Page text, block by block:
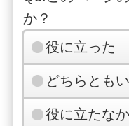
か？
役に立った
どちらとも
役に立たな